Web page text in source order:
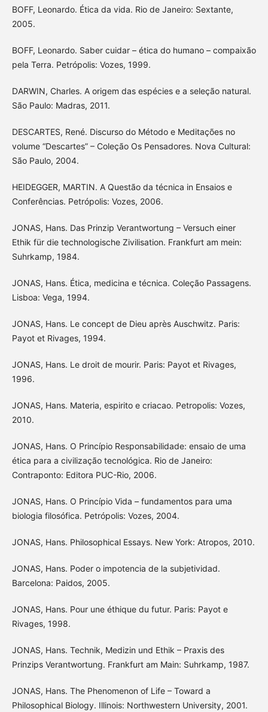
BOFF, Leonardo. Ética da vida. Rio de Janeiro: Sextante,
2005.
BOFF, Leonardo. Saber cuidar – ética do humano – compaixão
pela Terra. Petrópolis: Vozes, 1999.
DARWIN, Charles. A origem das espécies e a seleção natural.
São Paulo: Madras, 2011.
DESCARTES, René. Discurso do Método e Meditações no
volume “Descartes” – Coleção Os Pensadores. Nova Cultural:
São Paulo, 2004.
HEIDEGGER, MARTIN. A Questão da técnica in Ensaios e
Conferências. Petrópolis: Vozes, 2006.
JONAS, Hans. Das Prinzip Verantwortung – Versuch einer
Ethik für die technologische Zivilisation. Frankfurt am mein:
Suhrkamp, 1984.
JONAS, Hans. Ética, medicina e técnica. Coleção Passagens.
Lisboa: Vega, 1994.
JONAS, Hans. Le concept de Dieu après Auschwitz. Paris:
Payot et Rivages, 1994.
JONAS, Hans. Le droit de mourir. Paris: Payot et Rivages,
1996.
JONAS, Hans. Materia, espirito e criacao. Petropolis: Vozes,
2010.
JONAS, Hans. O Princípio Responsabilidade: ensaio de uma
ética para a civilização tecnológica. Rio de Janeiro:
Contraponto: Editora PUC-Rio, 2006.
JONAS, Hans. O Princípio Vida – fundamentos para uma
biologia filosófica. Petrópolis: Vozes, 2004.
JONAS, Hans. Philosophical Essays. New York: Atropos, 2010.
JONAS, Hans. Poder o impotencia de la subjetividad.
Barcelona: Paidos, 2005.
JONAS, Hans. Pour une éthique du futur. Paris: Payot e
Rivages, 1998.
JONAS, Hans. Technik, Medizin und Ethik – Praxis des
Prinzips Verantwortung. Frankfurt am Main: Suhrkamp, 1987.
JONAS, Hans. The Phenomenon of Life – Toward a
Philosophical Biology. Illinois: Northwestern University, 2001.